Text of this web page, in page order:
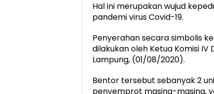
Hal ini merupakan wujud
pandemi virus Covid-19.
Penyerahan secara simbolis
dilakukan oleh Ketua Komisi IV
Lampung, (01/08/2020).
Bentor tersebut sebanyak 2
penyemprot masing-masing,